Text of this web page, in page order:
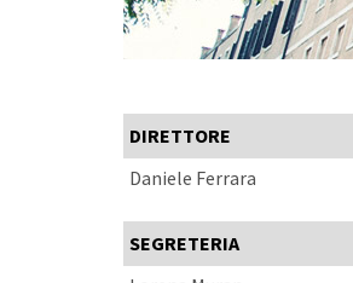
DIRETTORE
Daniele Ferrara
SEGRETERIA